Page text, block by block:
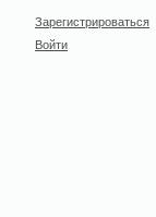
Зарегистрироваться
Войти